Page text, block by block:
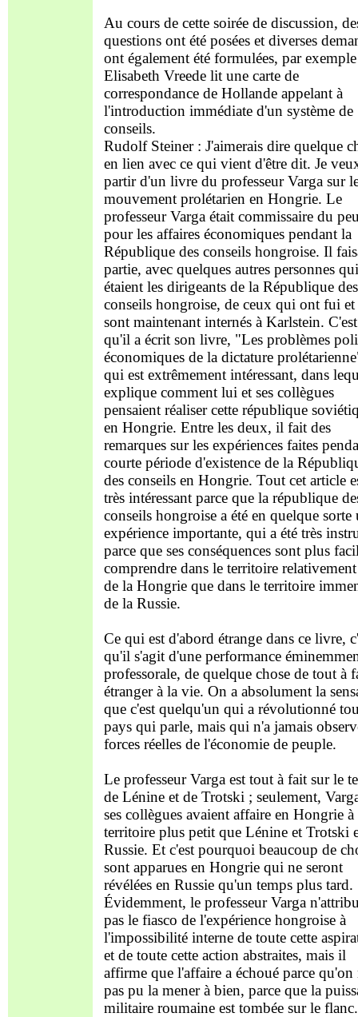
Au cours de cette soirée de discussion,
questions ont été posées et diverses
ont également été formulées, par
Elisabeth Vreede lit une carte de
correspondance de Hollande appelant à
l'introduction immédiate d'un système de
conseils.
Rudolf Steiner : J'aimerais dire quelque
en lien avec ce qui vient d'être dit. Je
partir d'un livre du professeur Varga sur
mouvement prolétarien en Hongrie. Le
professeur Varga était commissaire du
pour les affaires économiques pendant la
République des conseils hongroise. Il
partie, avec quelques autres personnes qui
étaient les dirigeants de la République des
conseils hongroise, de ceux qui ont fui
sont maintenant internés à Karlstein.
qu'il a écrit son livre, "Les problèmes
économiques de la dictature
qui est extrêmement intéressant, dans
explique comment lui et ses collègues
pensaient réaliser cette république
en Hongrie. Entre les deux, il fait des
remarques sur les expériences faites
courte période d'existence de la
des conseils en Hongrie. Tout cet article
très intéressant parce que la république
conseils hongroise a été en quelque sorte
expérience importante, qui a été très
parce que ses conséquences sont plus
comprendre dans le territoire
de la Hongrie que dans le territoire
de la Russie.
Ce qui est d'abord étrange dans ce livre,
qu'il s'agit d'une performance
professorale, de quelque chose de tout à
étranger à la vie. On a absolument la
que c'est quelqu'un qui a révolutionné
pays qui parle, mais qui n'a jamais
forces réelles de l'économie de peuple.
Le professeur Varga est tout à fait sur le
de Lénine et de Trotski ; seulement,
ses collègues avaient affaire en Hongrie
territoire plus petit que Lénine et Trotski
Russie. Et c'est pourquoi beaucoup de
sont apparues en Hongrie qui ne seront
révélées en Russie qu'un temps plus tard.
Évidemment, le professeur Varga
pas le fiasco de l'expérience hongroise à
l'impossibilité interne de toute cette
et de toute cette action abstraites, mais il
affirme que l'affaire a échoué parce qu'on
pas pu la mener à bien, parce que la
militaire roumaine est tombée sur le flanc.